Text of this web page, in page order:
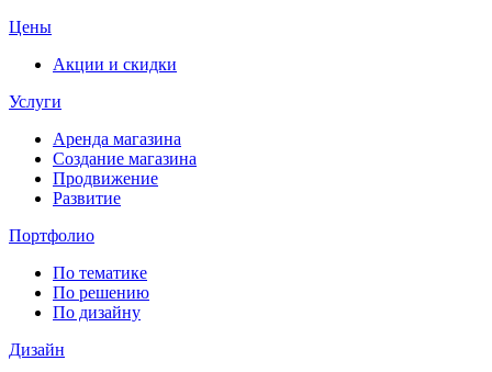
Цены
Акции и скидки
Услуги
Аренда магазина
Создание магазина
Продвижение
Развитие
Портфолио
По тематике
По решению
По дизайну
Дизайн